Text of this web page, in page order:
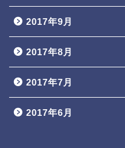
2017年9月
2017年8月
2017年7月
2017年6月